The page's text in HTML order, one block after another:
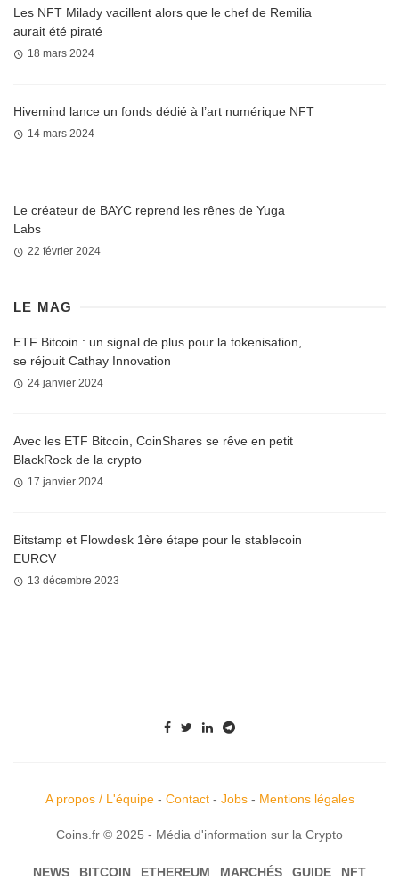
Les NFT Milady vacillent alors que le chef de Remilia
aurait été piraté
18 mars 2024
Hivemind lance un fonds dédié à l’art numérique NFT
14 mars 2024
Le créateur de BAYC reprend les rênes de Yuga
Labs
22 février 2024
LE MAG
ETF Bitcoin : un signal de plus pour la tokenisation,
se réjouit Cathay Innovation
24 janvier 2024
Avec les ETF Bitcoin, CoinShares se rêve en petit
BlackRock de la crypto
17 janvier 2024
Bitstamp et Flowdesk 1ère étape pour le stablecoin
EURCV
13 décembre 2023
A propos / L'équipe- Contact- Jobs- Mentions légales
Coins.fr © 2025 - Média d'information sur la Crypto
NEWS BITCOIN ETHEREUM MARCHÉS GUIDE NFT